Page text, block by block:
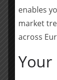
werden.
derzeit
Stück
enables
market
across
Your